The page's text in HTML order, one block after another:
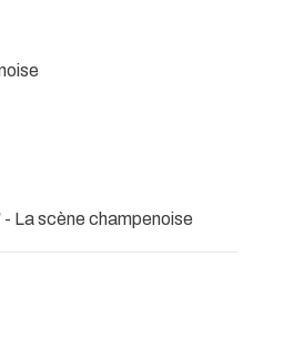
- La scène champenoise